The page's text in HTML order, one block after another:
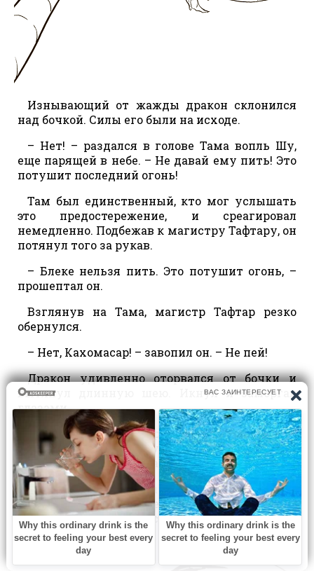
Изнывающий от жажды дракон склонился
над бочкой. Силы его были на исходе.
– Нет! – раздался в голове Тама вопль Шу,
еще парящей в небе. – Не давай ему пить! Это
потушит последний огонь!
Там был единственный, кто мог услышать
это предостережение, и среагировал
немедленно. Подбежав к магистру Тафтару, он
потянул того за рукав.
– Блеке нельзя пить. Это потушит огонь, –
прошептал он.
Взглянув на Тама, магистр Тафтар резко
обернулся.
– Нет, Кахомасар! – завопил он. – Не пей!
Дракон удивленно оторвался от бочки и
вытянул длинную шею. Икнул и заморгал
глазами.
– Вы что, забыли, – крикнул Тафтар детям, –
что усталому дракону нельзя давать пить?
Нужно подождать, пока он передохнёт.
Под его пристальным взглядом наездник
Блеке смутился и, повернувшись, поспешил в
здание школы, где располагалась и столовая
тоже.